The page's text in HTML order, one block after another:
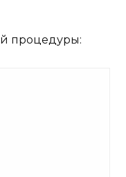
процедуры: